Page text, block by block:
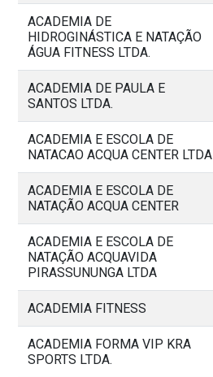
ACADEMIA DE
HIDROGINÁSTICA E NATAÇÃO
ÁGUA FITNESS LTDA.
ACADEMIA DE PAULA E
SANTOS LTDA.
ACADEMIA E ESCOLA DE
NATACAO ACQUA CENTER LTDA
ACADEMIA E ESCOLA DE
NATAÇÃO ACQUA CENTER
ACADEMIA E ESCOLA DE
NATAÇÃO ACQUAVIDA
PIRASSUNUNGA LTDA
ACADEMIA FITNESS
ACADEMIA FORMA VIP KRA
SPORTS LTDA.